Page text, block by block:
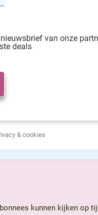
van onze
deals
& cookies
kunnen kijken op